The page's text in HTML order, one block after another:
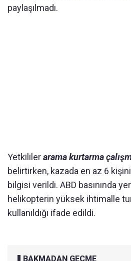
paylaşılmadı.
Yetkililerarama kurtarma
belirtirken, kazada en az 6
bilgisi verildi. ABD basınında
helikopterin yüksek ihtimalle
kullanıldığı ifade edildi.
BAKMADAN GEÇME